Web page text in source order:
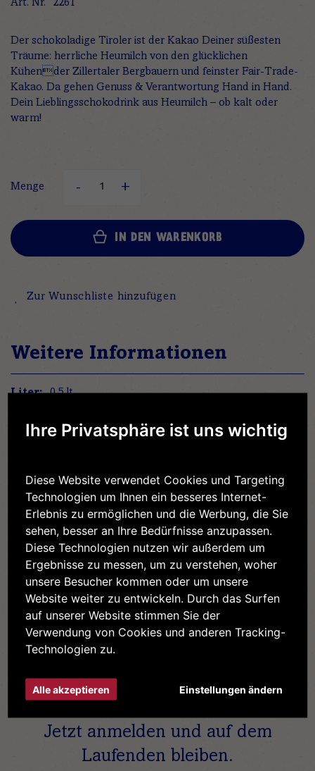
Ihre Privatsphäre ist uns wichtig
Diese Website verwendet Cookies und Targeting
Technologien um Ihnen ein besseres Internet-
Erlebnis zu ermöglichen und die Werbung, die Sie
sehen, besser an Ihre Bedürfnisse anzupassen.
Diese Technologien nutzen wir außerdem um
Ergebnisse zu messen, um zu verstehen, woher
unsere Besucher kommen oder um unsere
Website weiter zu entwickeln. Durch das Surfen
auf unserer Website stimmen Sie der
Verwendung von Cookies und anderen Tracking-
Technologien zu.
Alle akzeptieren Einstellungen ändern
Art. Nr.
2261
Der schokoladige Tiroler ist der Kakao Deiner süßesten
Träume: herrliche Heumilch von den glücklichen
Kühender Zillertaler Bergbauern und feinster Fair-Trade-
Kakao. Da gehen Genuss & Verantwortung Hand in Hand.
Dein Lieblingsschokodrink aus Heumilch – ob kalt oder
warm!
Menge
IN DEN WARENKORB
Zur Wunschliste hinzufügen
Weitere Informationen
Weitere 0,5 lt
Nein
7,7 g
7,7 g
3,3 g
0,15 g
Immer
UP TO DATE
Jetzt anmelden und auf dem
Laufenden bleiben.